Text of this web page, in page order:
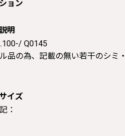
ョン
明
Q0145
品の為、記載の無い若干のシミ
イズ
：